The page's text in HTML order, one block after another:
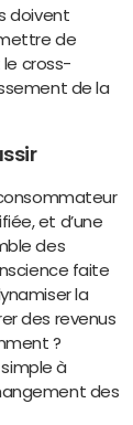
doivent
de
le cross-
de la
et d’une
des
faite
la
des revenus
?
à
des